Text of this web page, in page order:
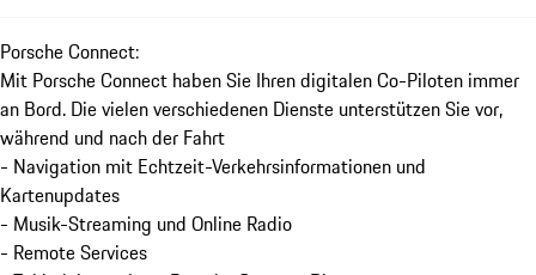
Porsche Connect:
Mit Porsche Connect haben Sie Ihren digitalen Co-Piloten immer
an Bord. Die vielen verschiedenen Dienste unterstützen Sie vor,
während und nach der Fahrt
- Navigation mit Echtzeit-Verkehrsinformationen und
Kartenupdates
- Musik-Streaming und Online Radio
- Remote Services